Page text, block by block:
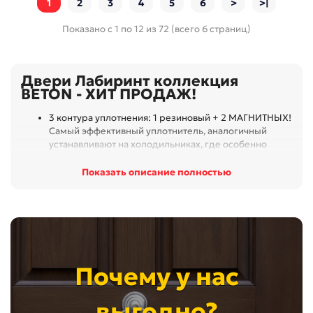
1 2 3 4 5 6 > >|
Показано с 1 по 12 из 72 (всего 6 страниц)
Двери Лабиринт коллекция
BETON - ХИТ ПРОДАЖ!
3 контура уплотнения: 1 резиновый + 2 МАГНИТНЫХ!
Самый эффективный уплотнитель, аналогичный
устанавливают на холодильниках, где особенно
Снаружи современный рисунок в пленке Бетон
Показать описание полностью
Почему у нас